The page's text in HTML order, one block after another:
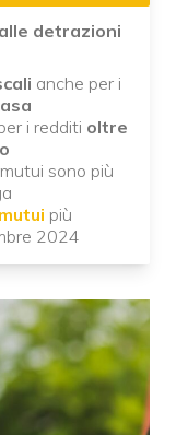
detrazioni
anche per i
i redditi oltre
sono più
più
2024